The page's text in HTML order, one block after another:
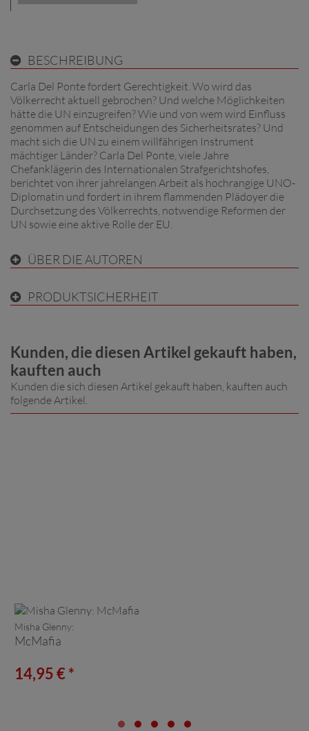
BESCHREIBUNG
Carla Del Ponte fordert Gerechtigkeit. Wo wird das
Völkerrecht aktuell gebrochen? Und welche Möglichkeiten
hätte die UN einzugreifen? Wie und von wem wird Einfluss
genommen auf Entscheidungen des Sicherheitsrates? Und
macht sich die UN zu einem willfährigen Instrument
mächtiger Länder? Carla Del Ponte, viele Jahre
Chefanklägerin des Internationalen Strafgerichtshofes,
berichtet von ihrer jahrelangen Arbeit als hochrangige UNO-
Diplomatin und fordert in ihrem flammenden Plädoyer die
Durchsetzung des Völkerrechts, notwendige Reformen der
UN sowie eine aktive Rolle der EU.
ÜBER DIE AUTOREN
PRODUKTSICHERHEIT
Kunden, die diesen Artikel gekauft haben,
kauften auch
Kunden die sich diesen Artikel gekauft haben, kauften auch
folgende Artikel.
Misha Glenny:
McMafia
14,95 € *